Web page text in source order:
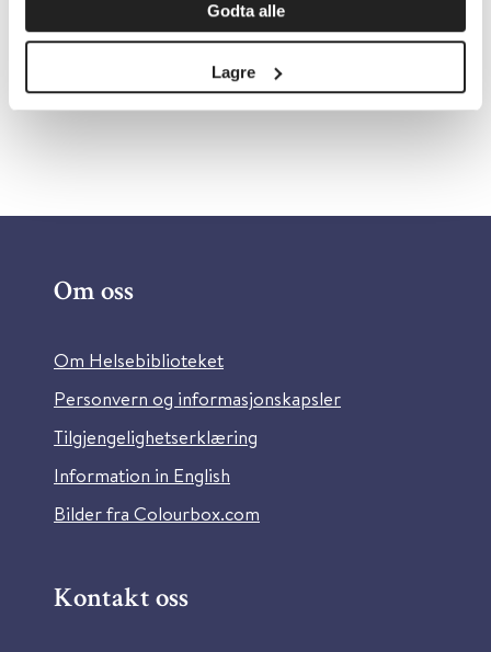
Godta alle
Lagre
Detaljer
Om oss
Om Helsebiblioteket
Personvern og informasjonskapsler
Tilgjengelighetserklæring
Information in English
Bilder fra Colourbox.com
Kontakt oss